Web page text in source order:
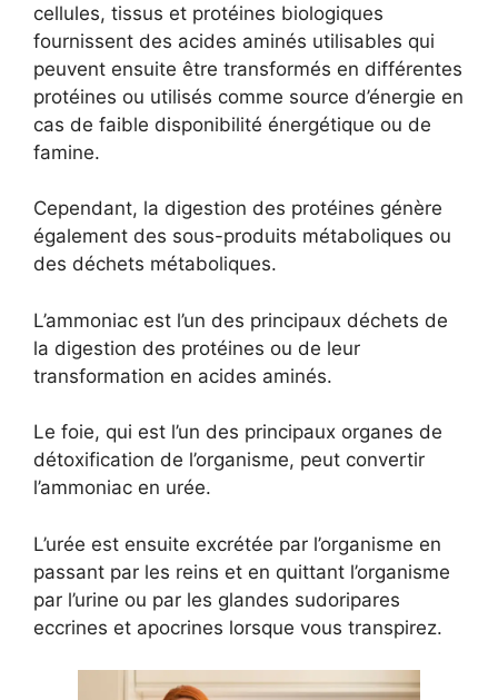
cellules, tissus et protéines biologiques
fournissent des acides aminés utilisables qui
peuvent ensuite être transformés en différentes
protéines ou utilisés comme source d’énergie en
cas de faible disponibilité énergétique ou de
famine.
Cependant, la digestion des protéines génère
également des sous-produits métaboliques ou
des déchets métaboliques.
L’ammoniac est l’un des principaux déchets de
la digestion des protéines ou de leur
transformation en acides aminés.
Le foie, qui est l’un des principaux organes de
détoxification de l’organisme, peut convertir
l’ammoniac en urée.
L’urée est ensuite excrétée par l’organisme en
passant par les reins et en quittant l’organisme
par l’urine ou par les glandes sudoripares
eccrines et apocrines lorsque vous transpirez.